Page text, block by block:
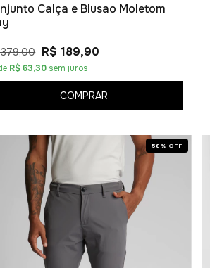
Calça e Blusao Moletom
R$ 189,90
R$ 63,30 sem juros
COMPRAR
58 % OFF